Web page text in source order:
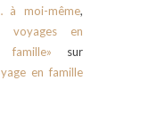
à moi-même,
en
famille» sur
en famille